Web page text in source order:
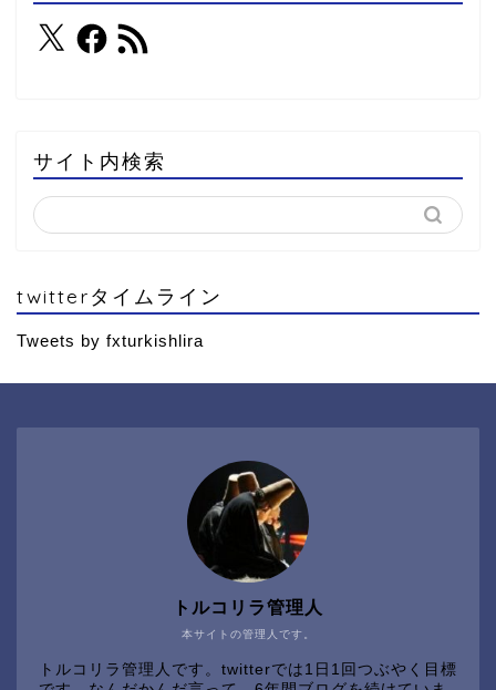
サイト内検索
twitterタイムライン
Tweets by fxturkishlira
本サイトの管理人です。
トルコリラ管理人
トルコリラ管理人です。twitterでは1日1回つぶやく目標